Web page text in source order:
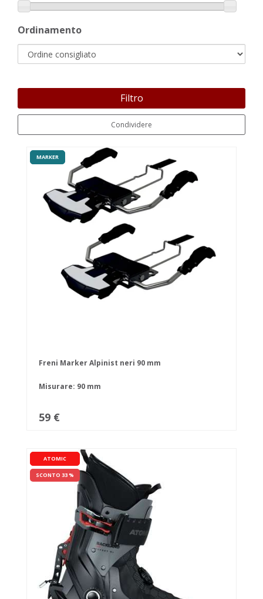
Ordinamento
Filtro
Condividere
MARKER
Freni Marker Alpinist neri 90 mm
Misurare: 90 mm
59 €
ATOMIC
SCONTO 33 %